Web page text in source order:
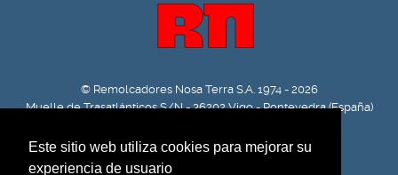
Este sitio web utiliza cookies para mejorar su
experiencia de usuario
© Remolcadores Nosa Terra S.A. 1974 - 2026
Muelle de Trasatlánticos S/N - 36202 Vigo - Pontevedra (España)